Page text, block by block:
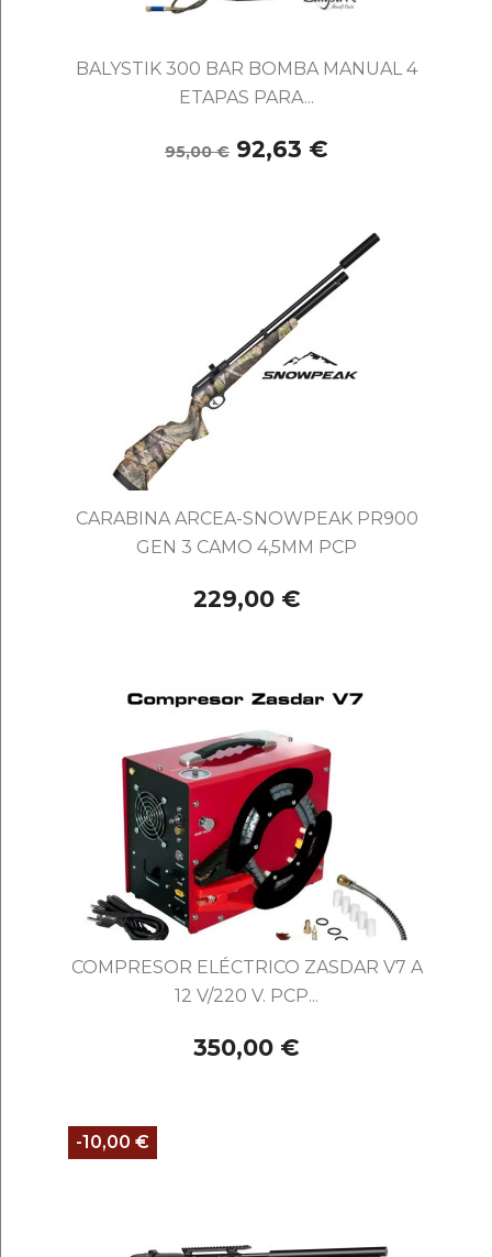
BALYSTIK 300 BAR BOMBA MANUAL 4
ETAPAS PARA...
95,00 € 92,63 €
CARABINA ARCEA-SNOWPEAK PR900
GEN 3 CAMO 4,5MM PCP
229,00 €
COMPRESOR ELÉCTRICO ZASDAR V7 A
12 V/220 V. PCP...
350,00 €
-10,00 €